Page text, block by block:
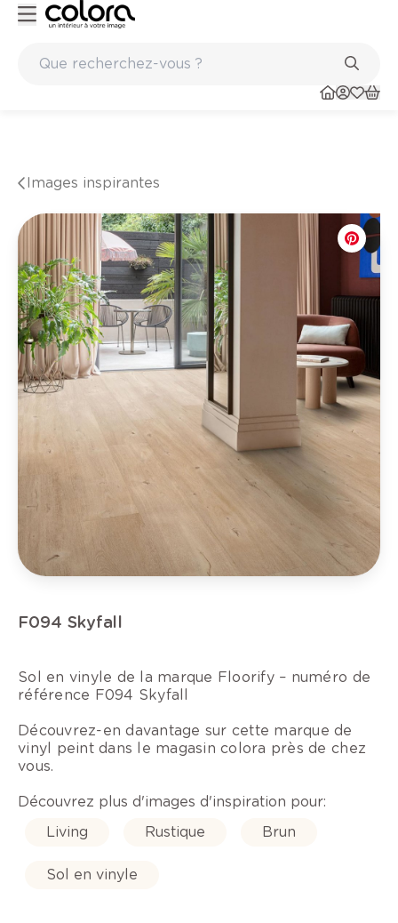
Images inspirantes
F094 Skyfall
Sol en vinyle de la marque Floorify – numéro de
référence F094 Skyfall
Découvrez-en davantage sur cette marque de
vinyl peint dans le magasin colora près de chez
vous.
Découvrez plus d'images d'inspiration pour:
Living
Rustique Brun
Sol en vinyle